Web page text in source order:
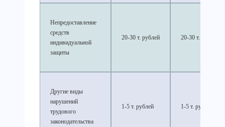
Непредоставление
средств
индивидуальной
защиты
20-30 т. рублей 20-30 т. рублей
Другие виды
нарушений
трудового
законодательства
1-5 т. рублей 1-5 т. рублей